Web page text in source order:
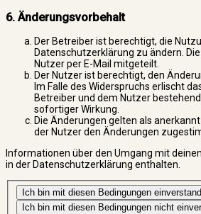
6. Änderungsvorbehalt
Der Betreiber ist berechtigt, die
Datenschutzerklärung zu ändern.
Nutzer per E-Mail mitgeteilt.
Der Nutzer ist berechtigt, den
Im Falle des Widerspruchs erlischt
Betreiber und dem Nutzer
sofortiger Wirkung.
Die Änderungen gelten als
der Nutzer den Änderungen
Informationen über den Umgang mit
in der Datenschutzerklärung enthalten.